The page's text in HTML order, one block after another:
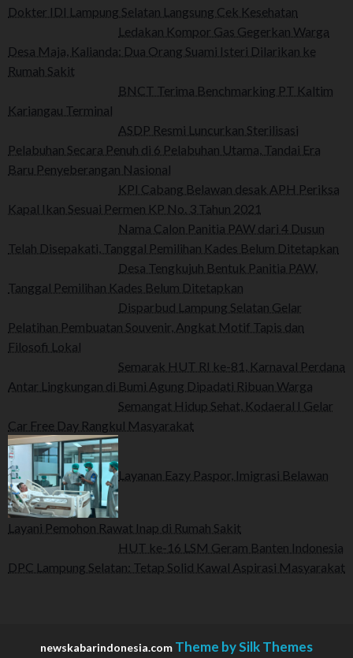
Dokter IDI Lampung Selatan Langsung Cek Kesehatan
Ledakan Kompor Gas Gegerkan Warga
Desa Maja, Kalianda: Dua Orang Suami Isteri Dilarikan ke
Rumah Sakit
BNCT Terima Benchmarking PT Kaltim
Kariangau Terminal
ASDP Resmi Luncurkan Sterilisasi
Pelabuhan Secara Penuh di 6 Pelabuhan Utama, Tandai Era
Baru Penyeberangan Nasional
KPI Cabang Belawan desak APH Periksa
Kapal Ikan Sesuai Permen KP No. 3 Tahun 2021
Nama Calon Panitia PAW dari 4 Dusun
Telah Disepakati, Tanggal Pemilihan Kades Belum Ditetapkan
Desa Tengkujuh Bentuk Panitia PAW,
Tanggal Pemilihan Kades Belum Ditetapkan
Disparbud Lampung Selatan Gelar
Pelatihan Pembuatan Souvenir, Angkat Motif Tapis dan
Filosofi Lokal
Semarak HUT RI ke-81, Karnaval Perdana
Antar Lingkungan di Bumi Agung Dipadati Ribuan Warga
Semangat Hidup Sehat, Kodaeral I Gelar
Car Free Day Rangkul Masyarakat
Layanan Eazy Paspor, Imigrasi Belawan
Layani Pemohon Rawat Inap di Rumah Sakit
HUT ke-16 LSM Geram Banten Indonesia
DPC Lampung Selatan: Tetap Solid Kawal Aspirasi Masyarakat
newskabarindonesia.com Theme by Silk Themes